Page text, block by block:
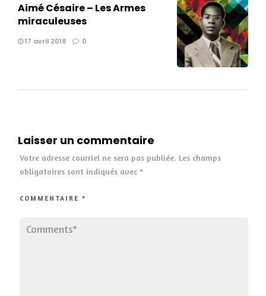
Aimé Césaire – Les Armes
miraculeuses
17 avril 2018 0
Laisser un commentaire
Votre adresse courriel ne sera pas publiée. Les champs
obligatoires sont indiqués avec *
COMMENTAIRE *